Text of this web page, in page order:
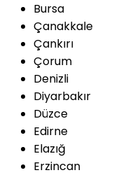
Bursa
Çanakkale
Çankırı
Çorum
Denizli
Diyarbakır
Düzce
Edirne
Elazığ
Erzincan